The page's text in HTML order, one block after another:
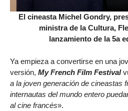
El cineasta Michel Gondry,
ministra de la Cultura,
lanzamiento de la 5a
Ya empieza a convertirse en una
versión, My French Film Festival
a la joven generación de cineastas
internautas del mundo entero
al cine francés».